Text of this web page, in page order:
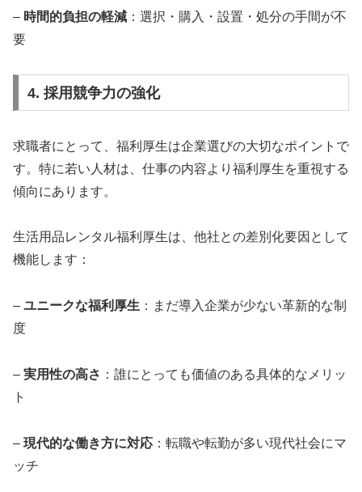
– 時間的負担の軽減 ：選択・購入・設置・処分の手間が不
要
4. 採用競争力の強化
求職者にとって、福利厚生は企業選びの大切なポイントで
す。特に若い人材は、仕事の内容より福利厚生を重視する
傾向にあります。
生活用品レンタル福利厚生は、他社との差別化要因として
機能します：
– ユニークな福利厚生 ：まだ導入企業が少ない革新的な制
度
– 実用性の高さ ：誰にとっても価値のある具体的なメリッ
ト
– 現代的な働き方に対応 ：転職や転勤が多い現代社会にマ
ッチ